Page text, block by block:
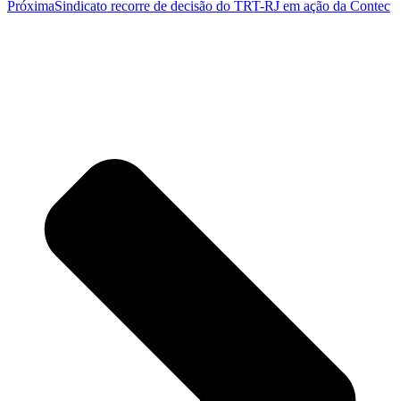
PróximaSindicato recorre de decisão do TRT-RJ em ação da Contec